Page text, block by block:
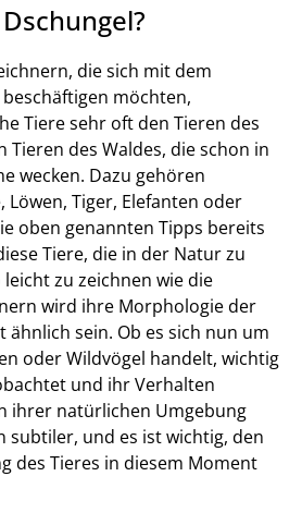
die sich mit dem
möchten,
Tiere sehr oft den Tieren des
Tieren des Waldes, die schon in
wecken. Dazu gehören
Löwen, Tiger, Elefanten oder
oben genannten Tipps bereits
Tiere, die in der Natur zu
zu zeichnen wie die
wird ihre Morphologie der
sein. Ob es sich nun um
oder Wildvögel handelt, wichtig
und ihr Verhalten
ihrer natürlichen Umgebung
subtiler, und es ist wichtig, den
des Tieres in diesem Moment